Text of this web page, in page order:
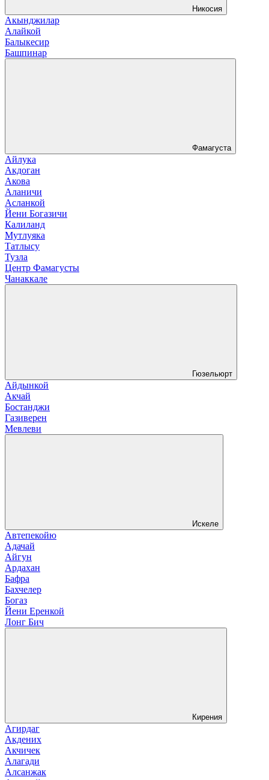
Никосия
Акынджилар
Алайкой
Балыкесир
Башпинар
Фамагуста
Айлука
Акдоган
Акова
Аланичи
Асланкой
Йени Богазичи
Калиланд
Мутлуяка
Татлысу
Тузла
Центр Фамагусты
Чанаккале
Гюзельюрт
Айдынкой
Акчай
Бостанджи
Газиверен
Мевлеви
Искеле
Автепекойю
Адачай
Айгун
Ардахан
Бафра
Бахчелер
Богаз
Йени Еренкой
Лонг Бич
Кирения
Агирдаг
Акдених
Акчичек
Алагади
Алсанжак